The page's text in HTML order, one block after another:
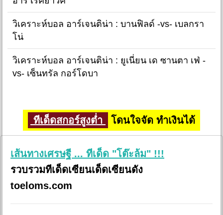
วิเคราะห์บอล อาร์เจนติน่า : บานฟิลด์ -vs- เบลกรา
โน่
วิเคราะห์บอล อาร์เจนติน่า : ยูเนี่ยน เด ซานตา เฟ่ -
vs- เซ็นทรัล กอร์โดบา
ทีเด็ดสกอร์สูงต่ำ โดนใจจัด ทำเงินได้
เส้นทางเศรษฐี ... ทีเด็ด "โต๊ะล้ม" !!!
รวบรวมทีเด็ดเซียนเด็ดเซียนดัง
toeloms.com